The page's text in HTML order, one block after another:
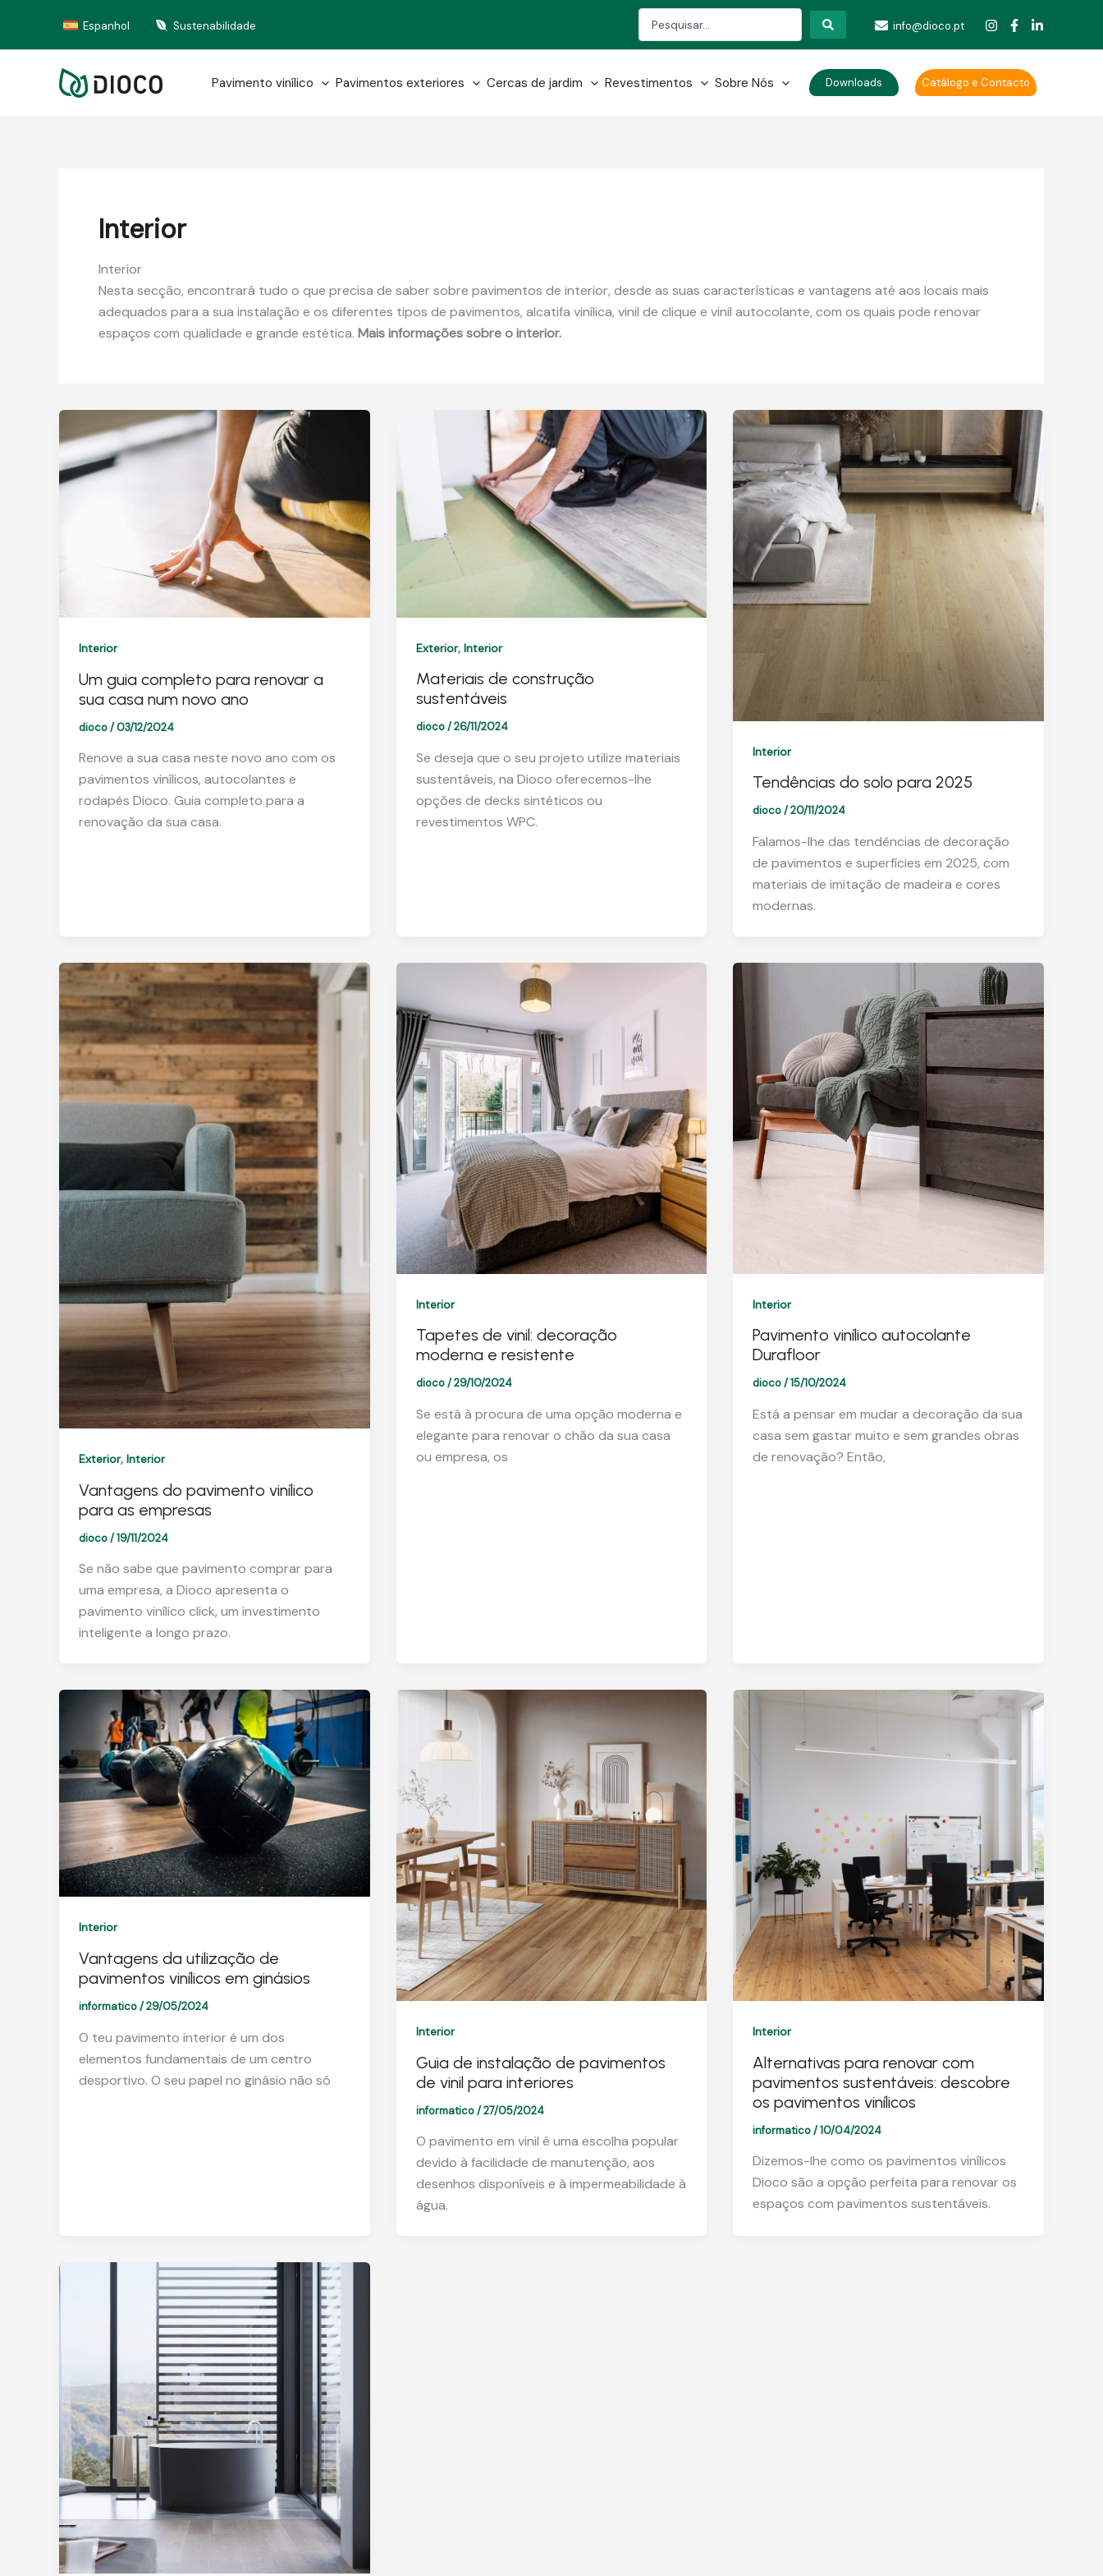
content
Espanhol Sustenabilidade
Search
info@dioco.pt
Pavimento vinílico Pavimentos exteriores Cercas de jardim Revestimentos Sobre Nós Downloads Catálogo e Contacto
Interior
Interior
Nesta secção, encontrará tudo o que precisa de saber sobre pavimentos de interior, desde as suas características e vantagens até aos locais mais
adequados para a sua instalação e os diferentes tipos de pavimentos, alcatifa vinílica, vinil de clique e vinil autocolante, com os quais pode renovar
espaços com qualidade e grande estética. Mais informações sobre o interior.
Interior
Um guia completo para renovar a
sua casa num novo ano
dioco/03/12/2024
Renove a sua casa neste novo ano com os
pavimentos vinílicos, autocolantes e
rodapés Dioco. Guia completo para a
renovação da sua casa.
Exterior, Interior
Materiais de construção
sustentáveis
dioco/26/11/2024
Se deseja que o seu projeto utilize materiais
sustentáveis, na Dioco oferecemos-lhe
opções de decks sintéticos ou
revestimentos WPC.
Interior
Tendências do solo para 2025
dioco/20/11/2024
Falamos-lhe das tendências de decoração
de pavimentos e superfícies em 2025, com
materiais de imitação de madeira e cores
modernas.
Exterior, Interior
Vantagens do pavimento vinílico
para as empresas
dioco/19/11/2024
Se não sabe que pavimento comprar para
uma empresa, a Dioco apresenta o
pavimento vinílico click, um investimento
inteligente a longo prazo.
Interior
Tapetes de vinil: decoração
moderna e resistente
dioco/29/10/2024
Se está à procura de uma opção moderna e
elegante para renovar o chão da sua casa
ou empresa, os
Interior
Pavimento vinílico autocolante
Durafloor
dioco/15/10/2024
Está a pensar em mudar a decoração da sua
casa sem gastar muito e sem grandes obras
de renovação? Então,
Interior
Vantagens da utilização de
pavimentos vinílicos em ginásios
informatico/29/05/2024
O teu pavimento interior é um dos
elementos fundamentais de um centro
desportivo. O seu papel no ginásio não só
Interior
Guia de instalação de pavimentos
de vinil para interiores
informatico/27/05/2024
O pavimento em vinil é uma escolha popular
devido à facilidade de manutenção, aos
desenhos disponíveis e à impermeabilidade à
água.
Interior
Alternativas para renovar com
pavimentos sustentáveis: descobre
os pavimentos vinílicos
informatico/10/04/2024
Dizemos-lhe como os pavimentos vinílicos
Dioco são a opção perfeita para renovar os
espaços com pavimentos sustentáveis.